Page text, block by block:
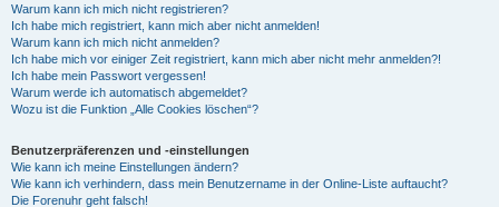
Warum kann ich mich nicht registrieren?
Ich habe mich registriert, kann mich aber nicht anmelden!
Warum kann ich mich nicht anmelden?
Ich habe mich vor einiger Zeit registriert, kann mich aber nicht mehr anmelden?!
Ich habe mein Passwort vergessen!
Warum werde ich automatisch abgemeldet?
Wozu ist die Funktion „Alle Cookies löschen“?
Benutzerpräferenzen und -einstellungen
Wie kann ich meine Einstellungen ändern?
Wie kann ich verhindern, dass mein Benutzername in der Online-Liste auftaucht?
Die Forenuhr geht falsch!